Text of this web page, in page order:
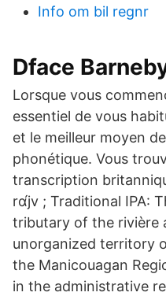
Info om bil regnr
Dface
Lorsque vous
essentiel de vous
et le meilleur moyen
phonétique. Vous
transcription
rɑ́jv ; Traditional IPA:
tributary of the rivière
unorganized territory
the Manicouagan
in the administrative